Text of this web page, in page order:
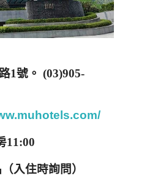
1號。 (03)905-
11:00
入住時詢問）